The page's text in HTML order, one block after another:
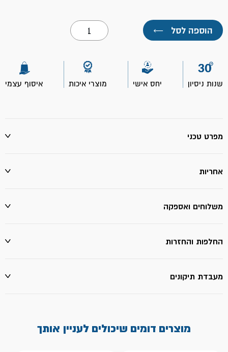
הוספה לסל ←
כמות
של
ריצופית
אפור-
ק"ג
שנות ניסיון יחס אישי מוצרי איכות איסוף עצמי
מפרט טכני
אחריות
משלוחים ואספקה
החלפות והחזרות
מעבדת תיקונים
מוצרים דומים שיכולים לעניין אותך